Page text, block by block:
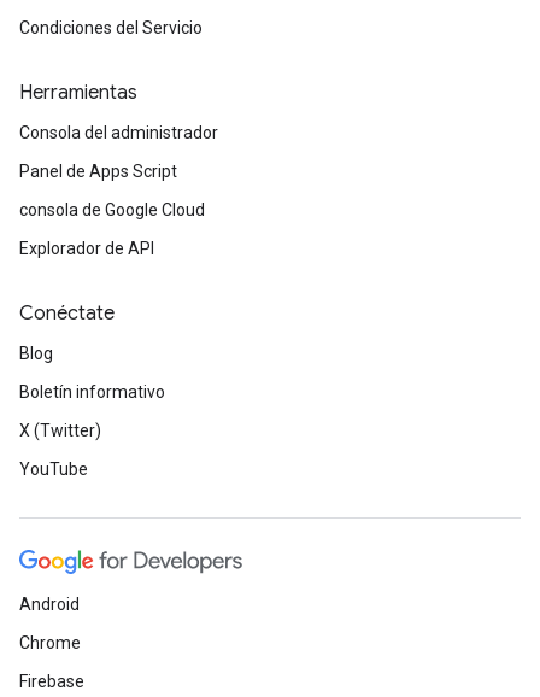
Condiciones del Servicio
Herramientas
Consola del administrador
Panel de Apps Script
consola de Google Cloud
Explorador de API
Conéctate
Blog
Boletín informativo
X (Twitter)
YouTube
Android
Chrome
Firebase